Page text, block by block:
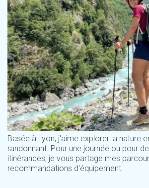
Basée à Lyon, j'aime explorer la nature
randonnant. Pour une journée ou pour
itinérances, je vous partage mes
recommandations d'équipement.